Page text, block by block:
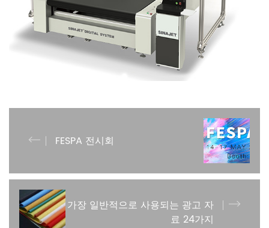
FESPA 전시회
가장 일반적으로 사용되는 광고 자
료 24가지